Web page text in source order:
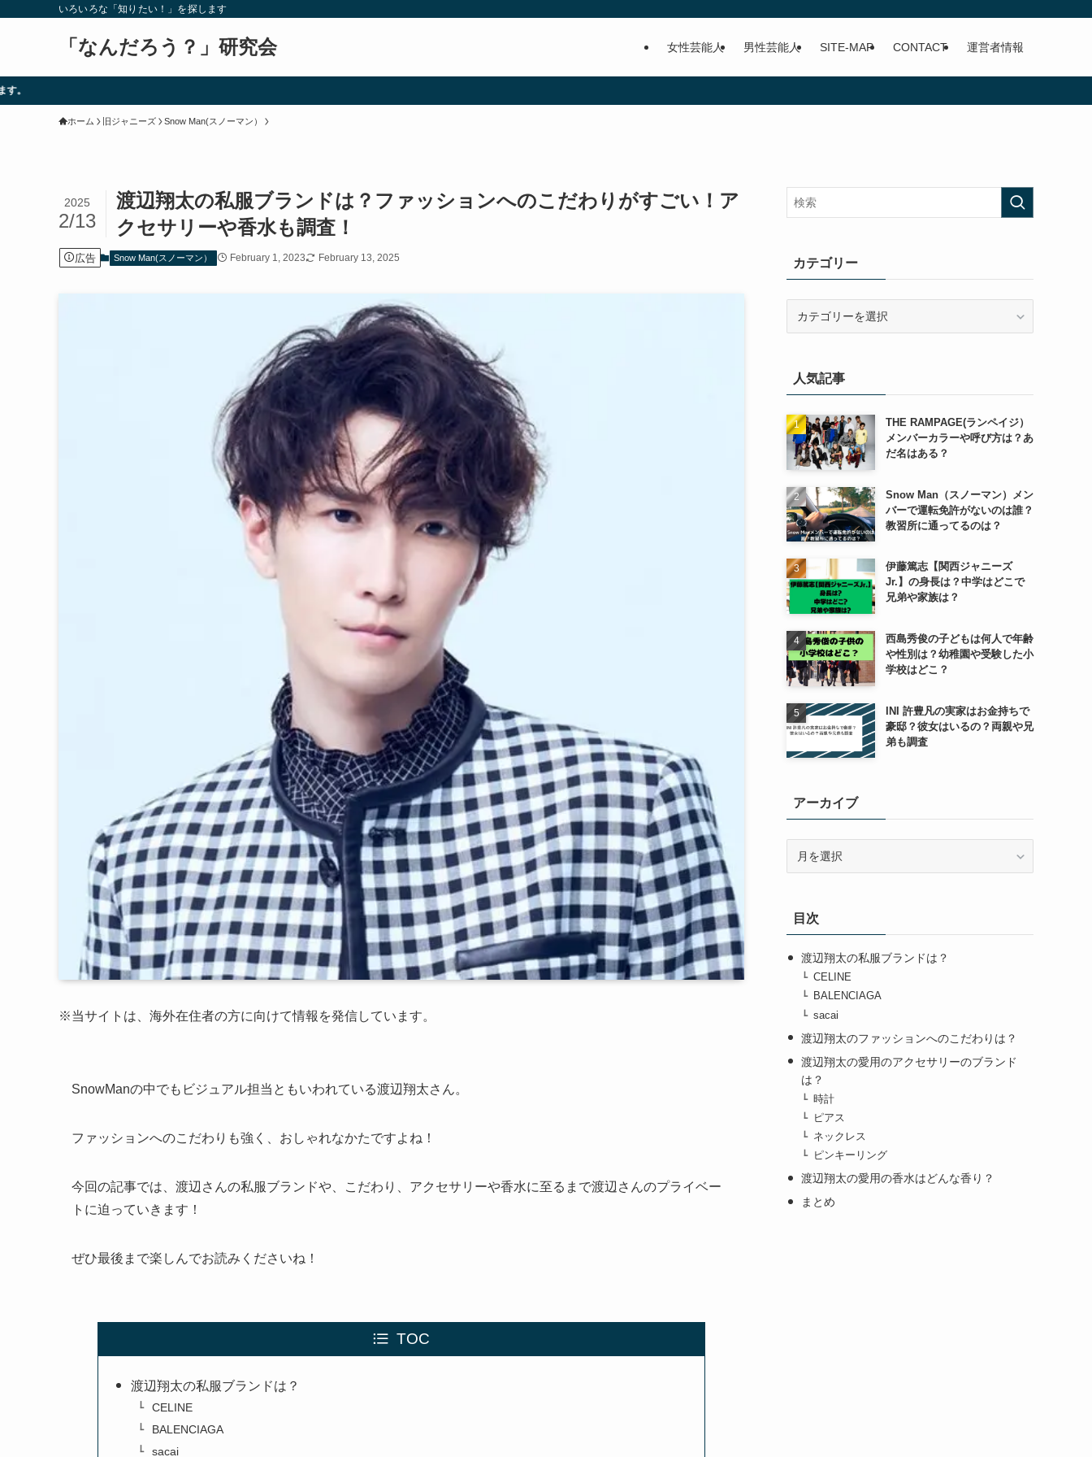
いろいろな「知りたい！」を探します
「なんだろう？」研究会 女性芸能人 男性芸能人 SITE-MAP CONTACT 運営者情報
ホーム 旧ジャニーズ Snow Man(スノーマン）
渡辺翔太の私服ブランドは？ファッションへのこだわりがすごい！ア
クセサリーや香水も調査！
2025
2/13
広告 Snow Man(スノーマン） February 1, 2023 February 13, 2025
※当サイトは、海外在住者の方に向けて情報を発信しています。
SnowManの中でもビジュアル担当ともいわれている渡辺翔太さん。
ファッションへのこだわりも強く、おしゃれなかたですよね！
今回の記事では、渡辺さんの私服ブランドや、こだわり、アクセサリーや香水に至るまで渡辺さんのプライベー
トに迫っていきます！
ぜひ最後まで楽しんでお読みくださいね！
TOC
渡辺翔太の私服ブランドは？
CELINE
BALENCIAGA
sacai
カテゴリー
ー人気記事
THE RAMPAGE(ランペイジ）
メンバーカラーや呼び方は？あ
だ名はある？
Snow Man（スノーマン）メン
バーで運転免許がないのは誰？
教習所に通ってるのは？
伊藤篤志【関西ジャニーズ
Jr.】の身長は？中学はどこで
兄弟や家族は？
西島秀俊の子どもは何人で年齢
や性別は？幼稚園や受験した小
学校はどこ？
INI 許豊凡の実家はお金持ちで
豪邸？彼女はいるの？両親や兄
弟も調査
アーカイブ
ブ目次
渡辺翔太の私服ブランドは？
CELINE
BALENCIAGA
sacai
渡辺翔太のファッションへのこだわりは？
渡辺翔太の愛用のアクセサリーのブランド
は？
時計
ピアス
ネックレス
ピンキーリング
渡辺翔太の愛用の香水はどんな香り？
まとめ